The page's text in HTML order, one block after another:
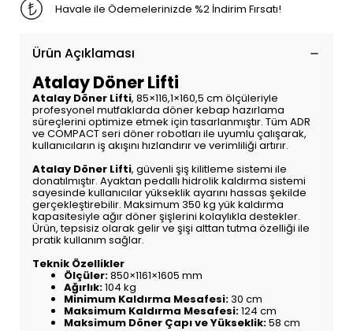
Havale ile Ödemelerinizde %2 İndirim Fırsatı!
Ürün Açıklaması
Atalay Döner Lifti
Atalay Döner Lifti, 85×116,1×160,5 cm ölçüleriyle
profesyonel mutfaklarda döner kebap hazırlama
süreçlerini optimize etmek için tasarlanmıştır. Tüm ADR
ve COMPACT seri döner robotları ile uyumlu çalışarak,
kullanıcıların iş akışını hızlandırır ve verimliliği artırır.
Atalay Döner Lifti, güvenli şiş kilitleme sistemi ile
donatılmıştır. Ayaktan pedallı hidrolik kaldırma sistemi
sayesinde kullanıcılar yükseklik ayarını hassas şekilde
gerçekleştirebilir. Maksimum 350 kg yük kaldırma
kapasitesiyle ağır döner şişlerini kolaylıkla destekler.
Ürün, tepsisiz olarak gelir ve şişi alttan tutma özelliği ile
pratik kullanım sağlar.
Teknik Özellikler
Ölçüler:850×1161×1605 mm
Ağırlık:104 kg
Minimum Kaldırma Mesafesi:30 cm
Maksimum Kaldırma Mesafesi:124 cm
Maksimum Döner Çapı ve Yükseklik:58 cm